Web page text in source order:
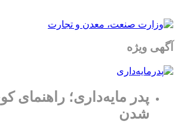
آگهی ویژه
پدر مایه‌داری؛ راهنمای
شدن